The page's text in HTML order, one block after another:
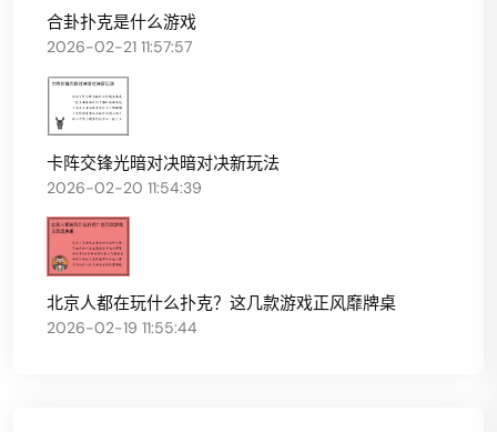
合卦扑克是什么游戏
2026-02-21 11:57:57
卡阵交锋光暗对决暗对决新玩法
2026-02-20 11:54:39
北京人都在玩什么扑克？这几款游戏正风靡牌桌
2026-02-19 11:55:44